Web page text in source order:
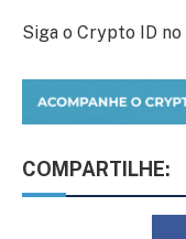
Siga o Crypto ID no
COMPARTILHE: